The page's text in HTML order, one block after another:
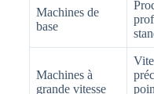
Machines de
base
Machines à
grande vitesse